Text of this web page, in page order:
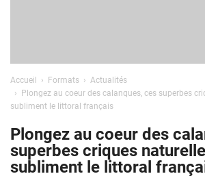
Accueil Formats
Actualités
Plongez au coeur des calanques, ces superbes
subliment le littoral français
Plongez au coeur des
superbes criques
subliment le littoral